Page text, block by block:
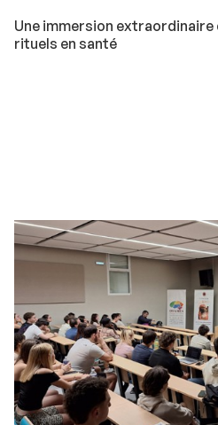
Une immersion extraordinaire
rituels en santé